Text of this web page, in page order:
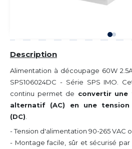
Description
Alimentation à découpage 60W
SPS106024DC - Série SPS IMO.
continu permet de convertir une
alternatif (AC) en une
(DC)
- Tension d'alimentation 90-265 VAC
- Montage facile, sûr et sécurisé